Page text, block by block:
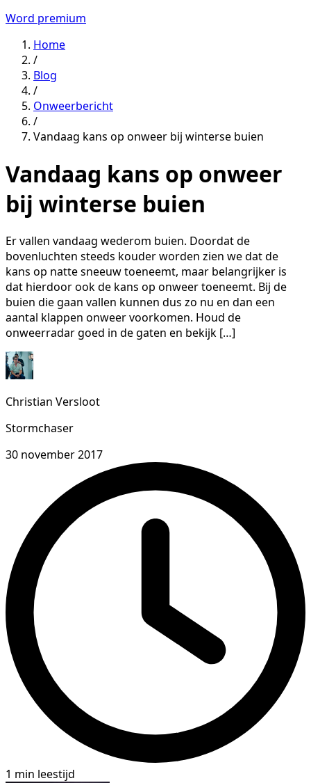
Word premium
Home
/
Blog
/
Onweerbericht
/
Vandaag kans op onweer bij winterse buien
Vandaag kans op onweer
bij winterse buien
Er vallen vandaag wederom buien. Doordat de
bovenluchten steeds kouder worden zien we dat de
kans op natte sneeuw toeneemt, maar belangrijker is
dat hierdoor ook de kans op onweer toeneemt. Bij de
buien die gaan vallen kunnen dus zo nu en dan een
aantal klappen onweer voorkomen. Houd de
onweerradar goed in de gaten en bekijk […]
Christian Versloot
Stormchaser
30 november 2017
1 min leestijd